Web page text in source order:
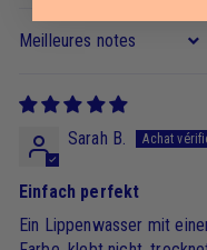
Sort by
Sarah B.
Einfach perfekt
Ein Lippenwasser mit